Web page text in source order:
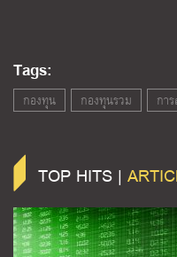
Tags:
กองทุน กองทุนรวม กา
TOP HITS |